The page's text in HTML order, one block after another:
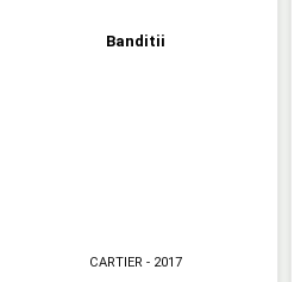
Banditii
CARTIER - 2017